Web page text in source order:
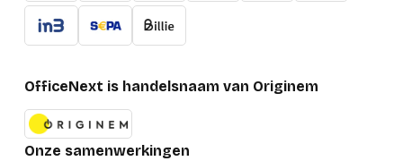
OfficeNext is handelsnaam van Originem
Onze samenwerkingen